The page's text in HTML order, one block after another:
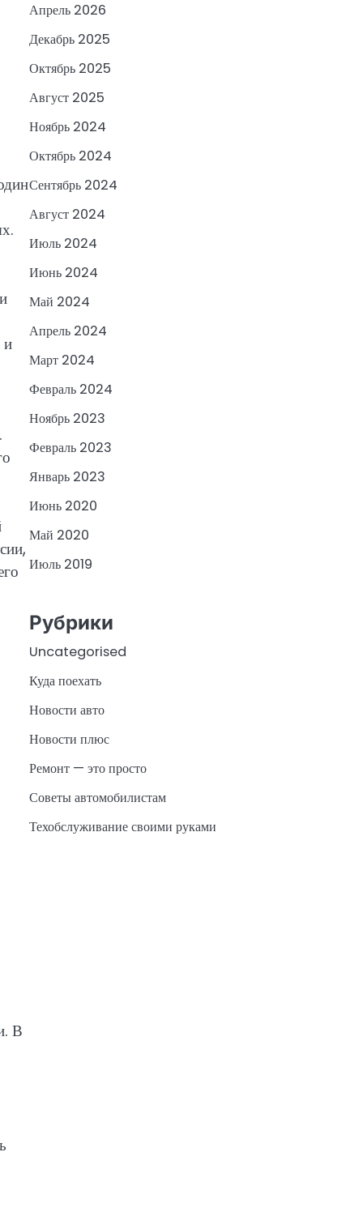
и
В
Апрель 2026
Декабрь 2025
Октябрь 2025
Август 2025
Ноябрь 2024
Октябрь 2024
Сентябрь 2024
Август 2024
Июль 2024
Июнь 2024
Май 2024
Апрель 2024
Март 2024
Февраль 2024
Ноябрь 2023
Февраль 2023
Январь 2023
Июнь 2020
Май 2020
Июль 2019
Рубрики
Uncategorised
Куда поехать
Новости авто
Новости плюс
Ремонт — это просто
Советы автомобилистам
Техобслуживание своими руками